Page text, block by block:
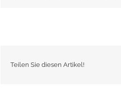
Teilen Sie diesen Artikel!